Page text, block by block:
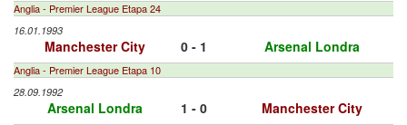
Anglia - Premier League Etapa 24
16.01.1993
Manchester City 0 - 1 Arsenal Londra
Anglia - Premier League Etapa 10
28.09.1992
Arsenal Londra 1 - 0 Manchester City